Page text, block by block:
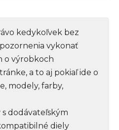
kedykoľvek bez
vykonať
o výrobkoch
a to aj pokiaľ ide o
modely, farby,
dodávateľským
diely